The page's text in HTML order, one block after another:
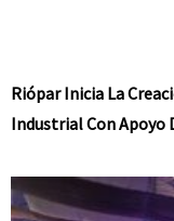
Riópar Inicia La
Industrial Con Apoyo